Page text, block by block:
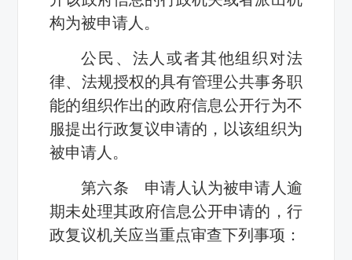
构为被申请人。
公民、法人或者其他组织对法
律、法规授权的具有管理公共事务职
能的组织作出的政府信息公开行为不
服提出行政复议申请的，以该组织为
被申请人。
第六条 申请人认为被申请人逾
期未处理其政府信息公开申请的，行
政复议机关应当重点审查下列事项：